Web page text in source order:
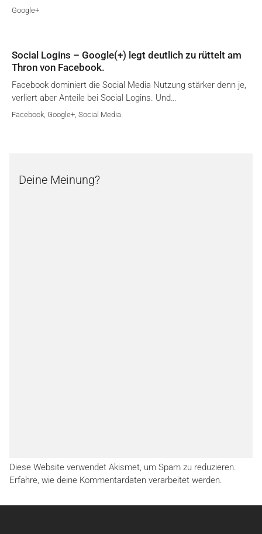
Google+
Social Logins – Google(+) legt deutlich zu rüttelt am
Thron von Facebook.
Facebook dominiert die Social Media Nutzung stärker denn je,
verliert aber Anteile bei Social Logins. Und…
Facebook, Google+, Social Media
Deine Meinung?
Diese Website verwendet Akismet, um Spam zu reduzieren.
Erfahre, wie deine Kommentardaten verarbeitet werden.